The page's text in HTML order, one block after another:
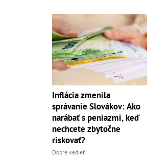
Inflácia zmenila
správanie Slovákov: Ako
narábať s peniazmi, keď
nechcete zbytočne
riskovať?
Dobre vedieť